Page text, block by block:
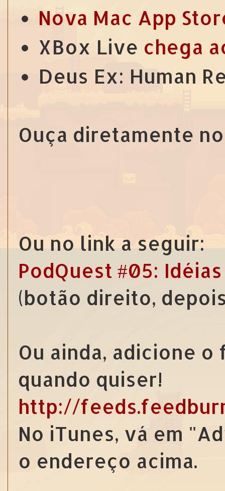
Nova Mac App
XBox Live chega
Deus Ex: Human
Ouça diretamente
Ou no link a seguir:
PodQuest #05:
(botão direito,
Ou ainda, adicione
quando quiser!
http://
No iTunes, vá em
o endereço acima.